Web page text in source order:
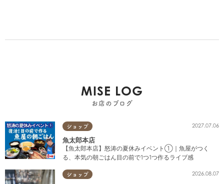
MISE LOG
お店のブログ
ショップ 2027.07.06
魚太郎本店
【魚太郎本店】怒涛の夏休みイベント①｜魚屋がつく
る、本気の朝ごはん目の前で1つ1つ作るライブ感
ショップ 2026.08.07